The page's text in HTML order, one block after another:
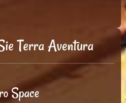
Terra Aventura
Space